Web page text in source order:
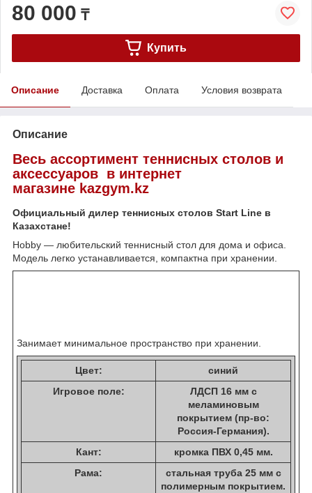
80 000 ₸
Купить
Описание Доставка Оплата Условия возврата
Описание
Весь ассортимент теннисных столов и
аксессуаров в интернет
магазине kazgym.kz
Официальный дилер теннисных столов Start Line в
Казахстане!
Hobby ― любительский теннисный стол для дома и офиса.
Модель легко устанавливается, компактна при хранении.
Занимает минимальное пространство при хранении.
Цвет:
синий
Игровое поле:
ЛДСП 16 мм с
меламиновым
покрытием (пр-во:
Россия-Германия).
Кант:
кромка ПВХ 0,45 мм.
Рама:
стальная труба 25 мм с
полимерным покрытием.